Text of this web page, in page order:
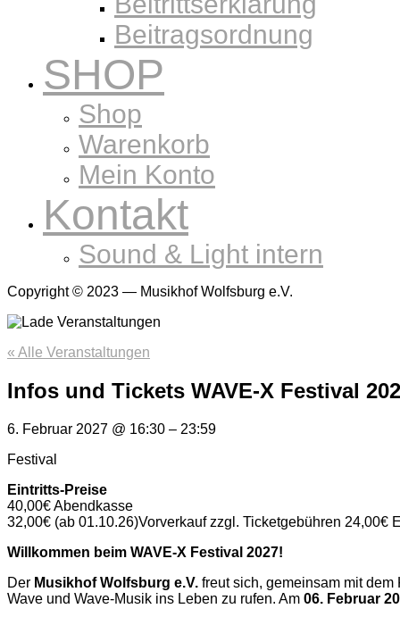
Beitragsordnung
SHOP
Shop
Warenkorb
Mein Konto
Kontakt
Sound & Light intern
Copyright © 2023 — Musikhof Wolfsburg e.V.
« Alle Veranstaltungen
Infos und Tickets WAVE-X Festival
6. Februar 2027 @ 16:30 – 23:59
Festival
Eintritts-Preise
40,00€ Abendkasse
32,00€ (ab 01.10.26)Vorverkauf zzgl. Ticketgebühren 24,00€
Willkommen beim WAVE-X Festival 2027!
Der Musikhof Wolfsburg e.V. freut sich, gemeinsam mit
Wave und Wave-Musik ins Leben zu rufen. Am 06. Februar